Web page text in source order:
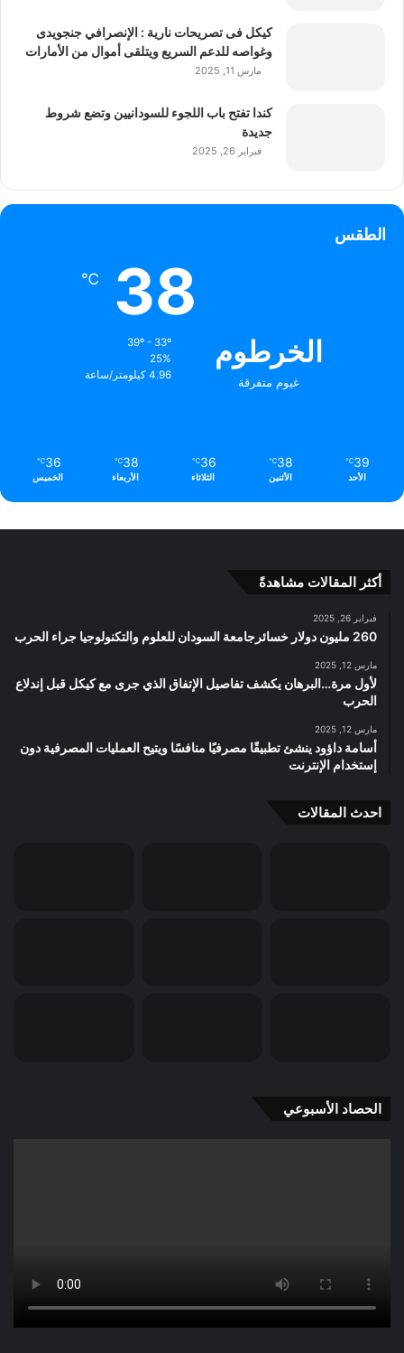
كيكل فى تصريحات نارية : الإنصرافي جنجويدى
وغواصه للدعم السريع ويتلقى أموال من الأمارات
مارس 11, 2025
كندا تفتح باب اللجوء للسودانيين وتضع شروط
جديدة
فبراير 26, 2025
الطقس
الخرطوم
غيوم متفرقة
38
℃
25%
4.96 كيلومتر/ساعة
39
℃
الأحد
38
℃
الأثنين
36
℃
الثلاثاء
38
℃
الأربعاء
36
℃
الخميس
أكثر المقالات مشاهدةً
فبراير 26, 2025
260 مليون دولار خسائرجامعة السودان للعلوم والتكنولوجيا جراء الحرب
مارس 12, 2025
لأول مرة…البرهان يكشف تفاصيل الإتفاق الذي جرى مع كيكل قبل إندلاع
الحرب
مارس 12, 2025
أسامة داؤود ينشئ تطبيقًا مصرفيًا منافسًا ويتيح العمليات المصرفية دون
إستخدام الإنترنت
احدث المقالات
الحصاد الأسبوعي